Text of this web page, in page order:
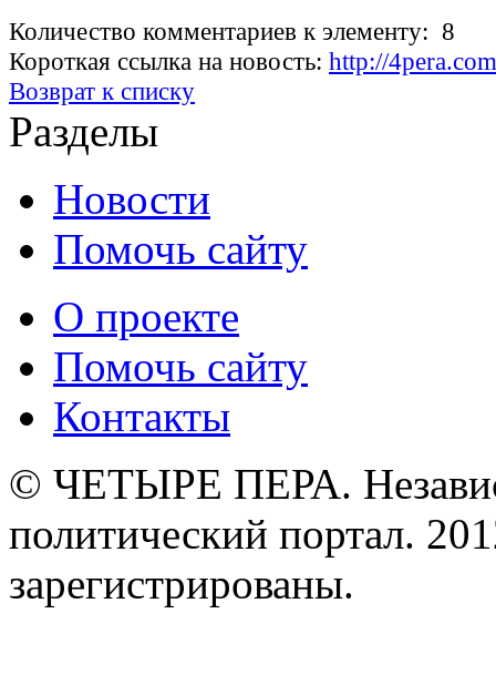
Количество комментариев к элементу: 8
Короткая ссылка на новость: http://
Возврат к списку
Разделы
Новости
Помочь сайту
О проекте
Помочь сайту
Контакты
© ЧЕТЫРЕ ПЕРА.
политический портал.
зарегистрированы.